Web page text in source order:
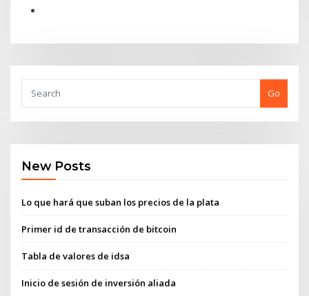
Go
New Posts
Lo que hará que suban los precios de la plata
Primer id de transacción de bitcoin
Tabla de valores de idsa
Inicio de sesión de inversión aliada